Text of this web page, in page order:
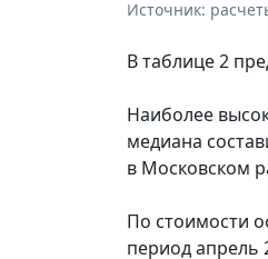
Источник:
В таблице 2
Наиболее
медиана
в Московском
По стоимости
период апрель